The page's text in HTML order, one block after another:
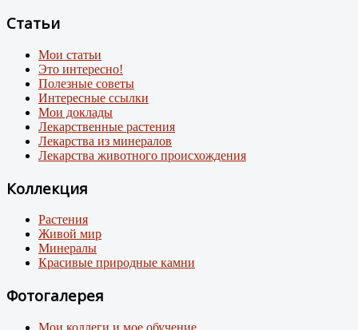
Статьи
Мои статьи
Это интересно!
Полезные советы
Интересные ссылки
Мои доклады
Лекарственные растения
Лекарства из минералов
Лекарства животного происхождения
Коллекция
Растения
Живой мир
Минералы
Красивые природные камни
Фотогалерея
Мои коллеги и мое обучение